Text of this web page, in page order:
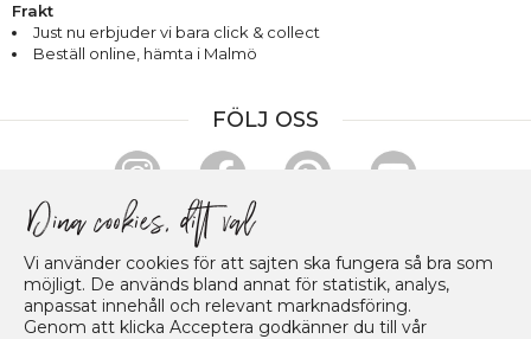
Vi använder cookies för att sajten ska fungera så bra som
möjligt. De används bland annat för statistik, analys,
anpassat innehåll och relevant marknadsföring.
Genom att klicka Acceptera godkänner du till vår
Frakt
Just nu erbjuder vi bara click & collect
Beställ online, hämta i Malmö
FÖLJ OSS
HANDLA & BETALA TRYGGT